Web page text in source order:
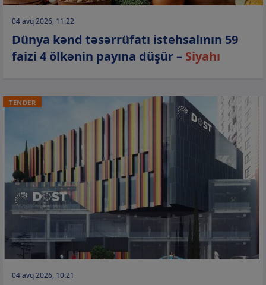
04 avq 2026, 11:22
Dünya kənd təsərrüfatı istehsalının 59
faizi 4 ölkənin payına düşür – Siyahı
TENDER
04 avq 2026, 10:21